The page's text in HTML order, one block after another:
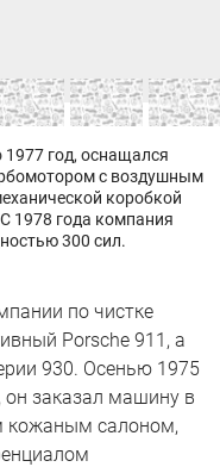
год, оснащался
с воздушным
коробкой
1978 года компания
300 сил.
по чистке
Porsche 911, а
930. Осенью 1975
он заказал машину в
кожаным салоном,